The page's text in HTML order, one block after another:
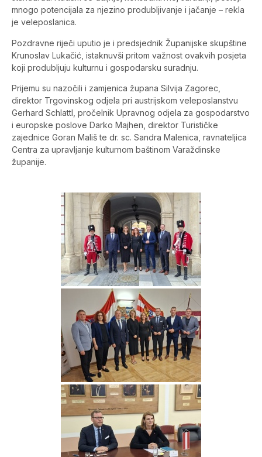
mnogo potencijala za njezino produbljivanje i jačanje – rekla
je veleposlanica.
Pozdravne riječi uputio je i predsjednik Županijske skupštine
Krunoslav Lukačić, istaknuvši pritom važnost ovakvih posjeta
koji produbljuju kulturnu i gospodarsku suradnju.
Prijemu su nazočili i zamjenica župana Silvija Zagorec,
direktor Trgovinskog odjela pri austrijskom veleposlanstvu
Gerhard Schlattl, pročelnik Upravnog odjela za gospodarstvo
i europske poslove Darko Majhen, direktor Turističke
zajednice Goran Mališ te dr. sc. Sandra Malenica, ravnateljica
Centra za upravljanje kulturnom baštinom Varaždinske
županije.